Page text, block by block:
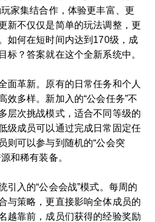
家集结合作，体验更丰富、更
新不仅仅是简单的玩法调整，更
如何在短时间内达到170级，成
标？答案就在这个全新系统中。
面革新。原有的日常任务和个人
效多样。新加入的“公会任务”不
层次挑战模式，适合不同等级的
级成员可以通过完成日常固定任
则可以参与到随机的“公会突
和稀有装备。
引入的“公会会战”模式。每周的
与策略，更直接影响全体成员的
越靠前，成员们获得的经验奖励